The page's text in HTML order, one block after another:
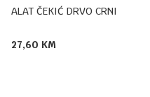
ALAT ČEKIĆ DRVO CRNI
27,60 KM